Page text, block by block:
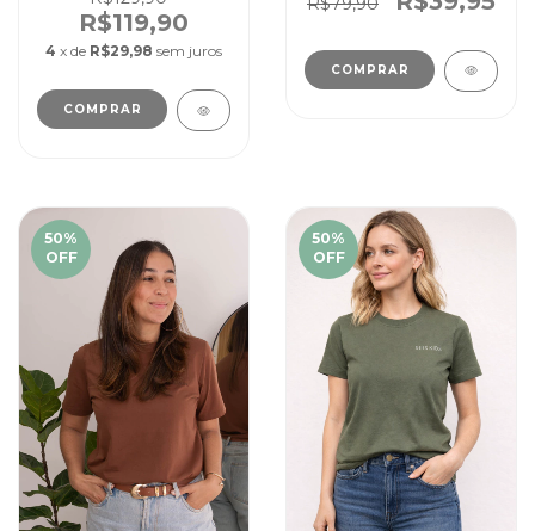
R$119,90
4 x de R$29,98 sem juros
COMPRAR
COMPRAR
50%
OFF
50%
OFF